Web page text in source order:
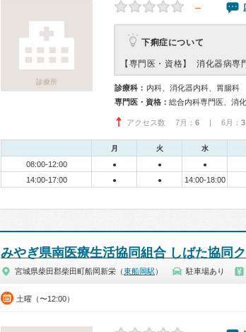
診療所
－
下痢症について
【専門医・資格】 消化器病専
診療科： 内科、消化器内科、胃腸科
専門医・資格： 総合内科専門医、消
アクセス数 7月： 6 | 6月： 3
月 火 水
08:00-12:00 ● ● ●
14:00-17:00 ● ● 14:00-18:00
みやぎ県南医療生活協同組合 しばた協同
宮城県柴田郡柴田町船岡新栄（東船岡駅 ） 駐車場あり
土曜（〜12:00）